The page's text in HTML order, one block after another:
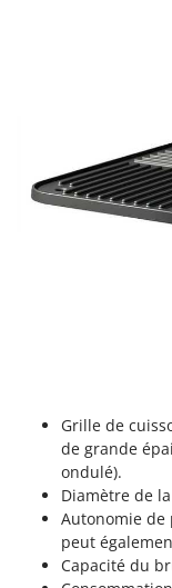
Tondeuses
Tondeuses
Trancheuses
Landxcape
LAR
M.A.I.BO.
Macom
Macte Ovens
Makita
MAMMAMIA
Grille de
de grande
ondulé).
Diamètre de
Autonomie de
peut
Capacité du